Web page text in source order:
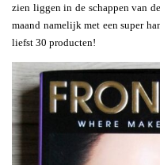
zien liggen in de schappen van
maand namelijk met een super
liefst 30 producten!